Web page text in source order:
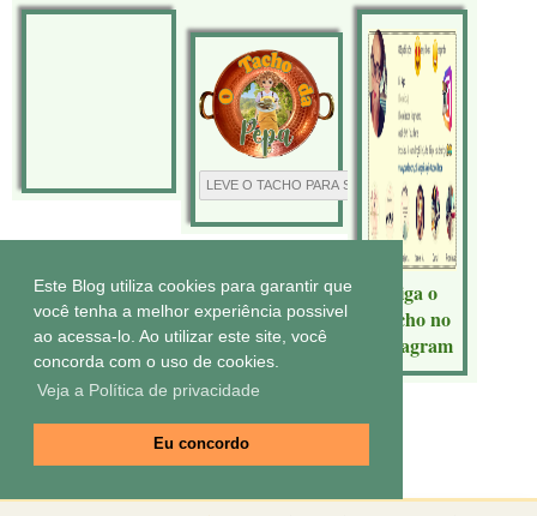
Este Blog utiliza cookies para garantir que
você tenha a melhor experiência possivel
ao acessa-lo. Ao utilizar este site, você
concorda com o uso de cookies.
Veja a Política de privacidade
Eu concordo
Siga o
Tacho no
Instagram
Tecnologia do